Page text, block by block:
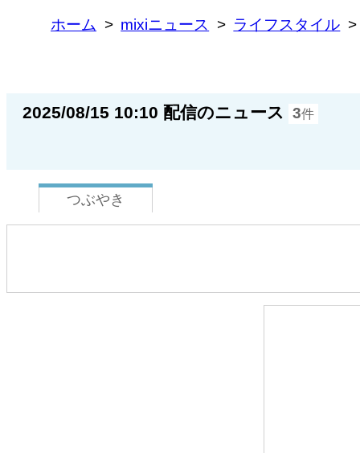
ホーム mixiニュース ライフスタイル
2025/08/15 10:10 配信のニュース 3件
つぶやき